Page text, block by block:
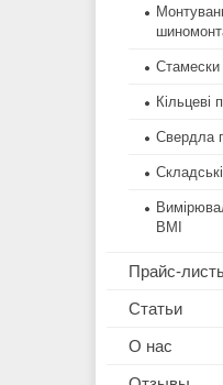
Стамески
Кільцеві
Свердла
BMI
Прайс-
Статьи
О нас